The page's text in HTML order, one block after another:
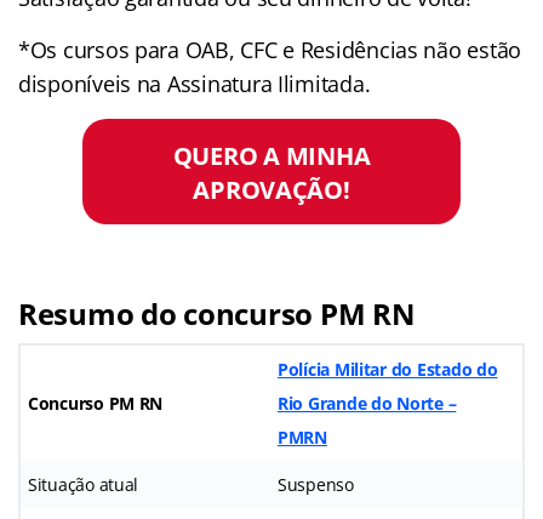
*Os cursos para OAB, CFC e Residências não estão
disponíveis na Assinatura Ilimitada.
QUERO A MINHA
APROVAÇÃO!
Resumo do concurso PM RN
Concurso PM RN
Polícia Militar do Estado do
Rio Grande do Norte –
PMRN
Situação atual Suspenso